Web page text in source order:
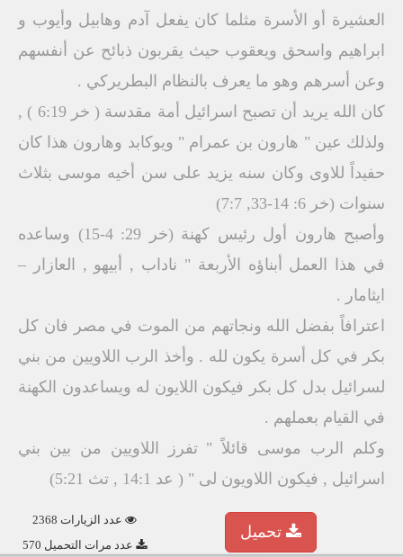
العشيرة أو الأسرة مثلما كان يفعل آدم وهابيل وأيوب و
ابراهيم واسحق ويعقوب حيث يقربون ذبائح عن أنفسهم
وعن أسرهم وهو ما يعرف بالنظام البطريركي .
كان الله يريد أن تصبح اسرائيل أمة مقدسة ( خر 6:19 ) ,
ولذلك عين " هارون بن عمرام " ويوكابد وهارون هذا كان
حفيداً للاوى وكان سنه يزيد على سن أخيه موسى بثلاث
سنوات (خر 6: 14-33, 7:7)
وأصبح هارون أول رئيس كهنة (خر 29: 4-15) وساعده
في هذا العمل أبناؤه الأربعة " ناداب , أبيهو , العازار –
ايثامار .
اعترافاً بفضل الله ونجاتهم من الموت في مصر فان كل
بكر في كل أسرة يكون لله . وأخذ الرب اللاويين من بني
لسرائيل بدل كل بكر فيكون اللايون له ويساعدون الكهنة
في القيام بعملهم .
وكلم الرب موسى قائلاً " تفرز اللاويين من بين بني
اسرائيل , فيكون اللاويون لى " ( عد 14:1 , تث 5:21)
عدد الزيارات 2368
عدد مرات التحميل 570
تحميل